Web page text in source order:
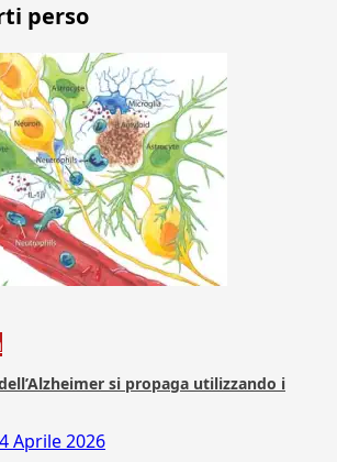
perso
si propaga utilizzando i
Aprile 2026